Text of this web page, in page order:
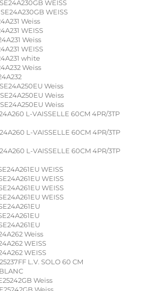
WEISS
WEISS
Weiss
WEISS
Weiss
WEISS
white
Weiss
Weiss
Weiss
Weiss
L-VAISSELLE 60CM 4PR/3TP
L-VAISSELLE 60CM 4PR/3TP
L-VAISSELLE 60CM 4PR/3TP
WEISS
WEISS
WEISS
WEISS
Weiss
WEISS
WEISS
L.V. SOLO 60 CM
Weiss